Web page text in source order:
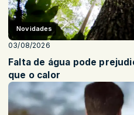
Novidades
03/08/2026
Falta de água pode
que o calor